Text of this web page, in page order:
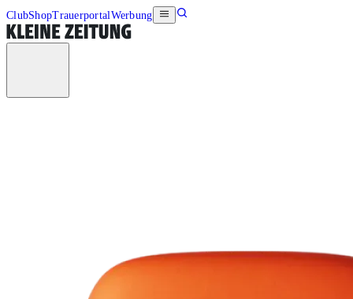
ClubShopTrauerportalWerbung